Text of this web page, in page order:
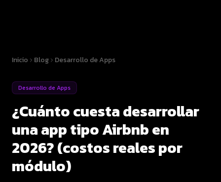
Inicio Blog Desarrollo de Apps
Desarrollo de Apps
¿Cuánto cuesta desarrollar
una app tipo Airbnb en
2026? (costos reales por
módulo)